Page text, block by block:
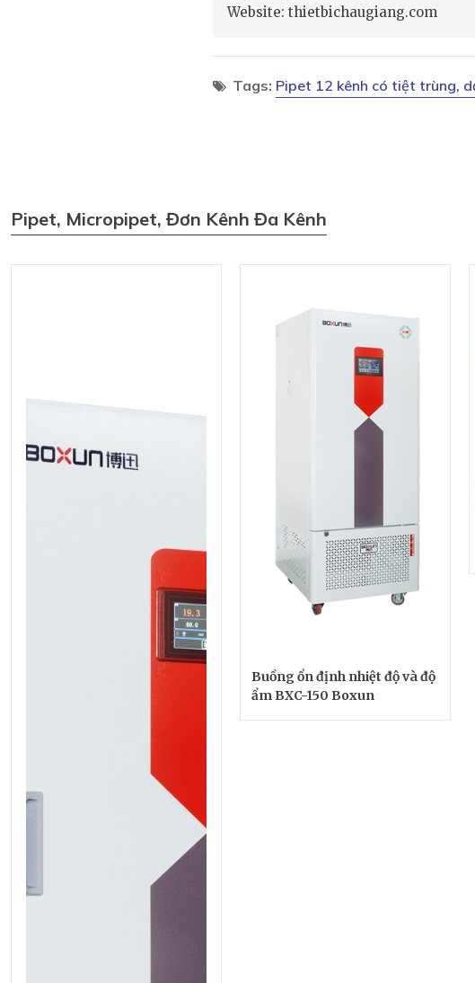
Website: thietbichaugiang.com
Tags: Pipet 12 kênh có tiệt trùng,
Pipet, Micropipet, Đơn Kênh Đa Kênh
Buồng ổn định nhiệt độ và độ
ẩm BXC-150 Boxun